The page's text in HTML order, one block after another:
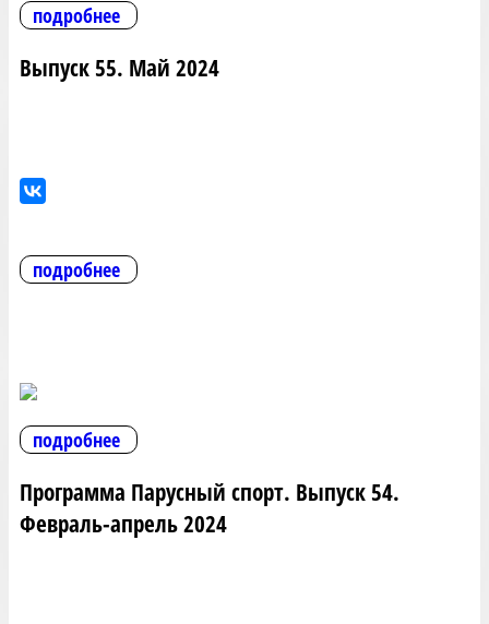
подробнее
Выпуск 55. Май 2024
подробнее
подробнее
Программа Парусный спорт. Выпуск 54.
Февраль-апрель 2024